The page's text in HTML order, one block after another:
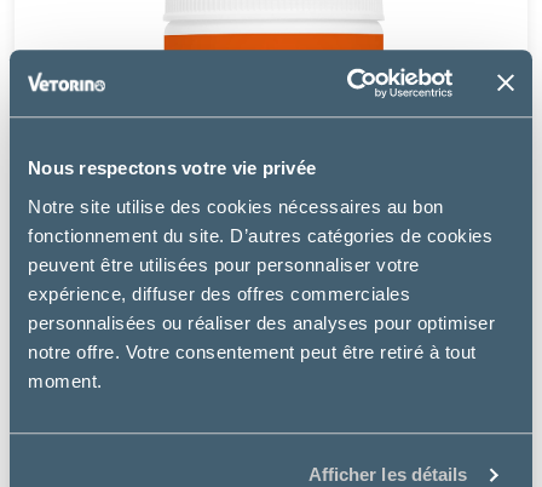
Nous respectons votre vie privée
Notre site utilise des cookies nécessaires au bon
fonctionnement du site. D’autres catégories de cookies
peuvent être utilisées pour personnaliser votre
expérience, diffuser des offres commerciales
personnalisées ou réaliser des analyses pour optimiser
notre offre. Votre consentement peut être retiré à tout
moment.
Afficher les détails